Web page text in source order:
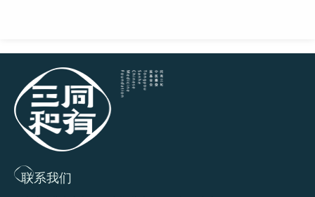
联系我们